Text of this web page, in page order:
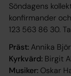
Söndagens
konfirmander
123 563 86 30.
Präst: Annika
Kyrkvärd: Birgit
Musiker: Oskar